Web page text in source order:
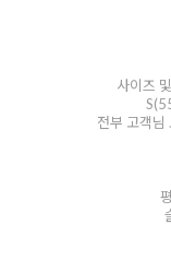
사이즈
전부 고객님